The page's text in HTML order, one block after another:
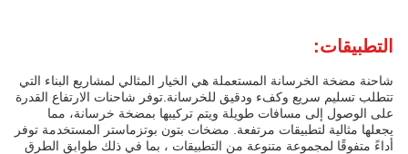
التطبيقات:
شاحنة مضخة الخرسانة المستعملة هي الخيار المثالي لمشاريع البناء التي
تتطلب تسليم سريع وكفء ودقيق للخرسانة.توفر شاحنات الارتفاع القدرة
على الوصول إلى مسافات طويلة ويتم تركيبها بمضخة خرسانة، مما
يجعلها مثالية لتطبيقات مرتفعة. مضخات بتون بوتزماستر المستخدمة توفر
أداءً متفوقًا لمجموعة متنوعة من التطبيقات ، بما في ذلك طوابق الطرق